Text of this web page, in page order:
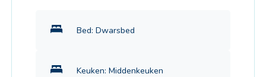
Bed: Dwarsbed
Keuken: Middenkeuken